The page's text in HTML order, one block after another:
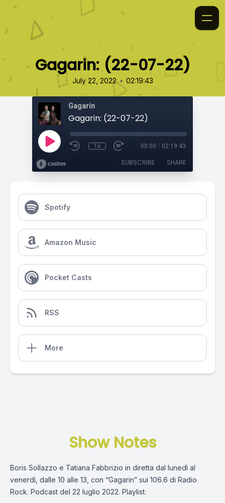
Gagarin: (22-07-22)
July 22, 2022 • 02:19:43
Gagarin
Gagarin: (22-07-22)
1x 00:00 / 02:19:43
SUBSCRIBE SHARE
Spotify
Amazon Music
Pocket Casts
RSS
More
Show Notes
Boris Sollazzo e Tatiana Fabbrizio in diretta dal lunedì al
venerdì, dalle 10 alle 13, con “Gagarin” sui 106.6 di Radio
Rock. Podcast del 22 luglio 2022. Playlist: